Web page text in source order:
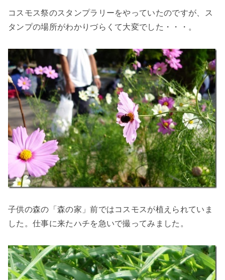
コスモス祭のスタンプラリーをやっていたのですが、ス
タンプの場所がわかりづらくて大変でした・・・。
子供の森の「森の家」前ではコスモスが植えられていま
した。仕事に来たハチを急いで撮ってみました。